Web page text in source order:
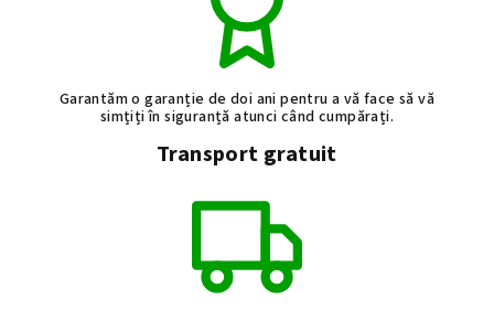
Garantăm o garanție de doi ani pentru a vă face să vă
simțiți în siguranță atunci când cumpărați.
Transport gratuit